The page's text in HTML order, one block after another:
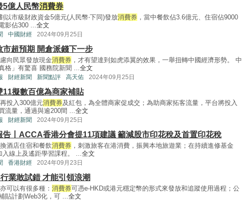
5億人民幣消費券
以市級財政資金5億元(人民幣‧下同)發放消費券 ，當中餐飲佔3.6億元、住宿佔9000
影佔300 ...全文
中國財經 2024年09月25日
市超預期 開倉派錢下一步
向民眾發放現金消費券 ，才有望達到如虎添翼的效果，一舉扭轉中國經濟形勢。 中
格」有驚喜 國務院新聞 ...全文
財經新聞 新聞點評 高天佑 2024年09月25日
11擬數百億為商家補貼
投入300億元消費券及紅包，為全體商家促成交；為助商家拓客流量，平台將投入
流量，通過與逾200間 ...全文
財經新聞 2024年09月25日
告丨ACCA香港分會提11項建議 籲減股市印花稅及首置印花稅
酒店住宿和餐飲消費券 ，刺激旅客在港消費，振興本地旅遊業；在持續進修基金
入線上及遙距學習課程。 ...全文
香港財經 2024年09月23日
業敢試錯 才能引領浪潮
可以有很多種： 消費券可憑e-HKD或港元穩定幣的形式來發放和追蹤使用過程；公
貼計劃Web3化，可 ...全文